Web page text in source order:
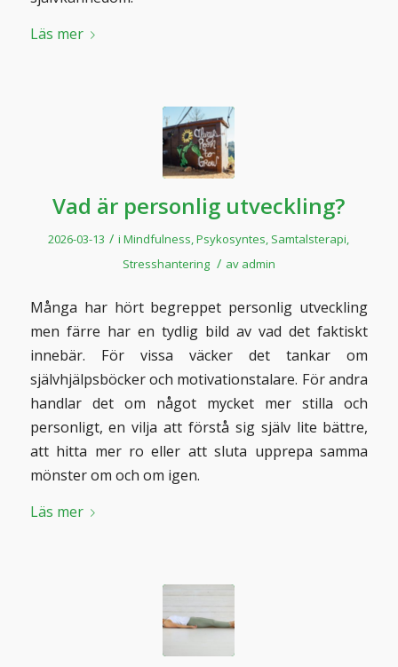
Läs mer
Vad är personlig utveckling?
2026-03-13 / iMindfulness,Psykosyntes, Samtalsterapi,
Stresshantering / av admin
Många har hört begreppet personlig utveckling
men färre har en tydlig bild av vad det faktiskt
innebär. För vissa väcker det tankar om
självhjälpsböcker och motivationstalare. För andra
handlar det om något mycket mer stilla och
personligt, en vilja att förstå sig själv lite bättre,
att hitta mer ro eller att sluta upprepa samma
mönster om och om igen.
Läs mer